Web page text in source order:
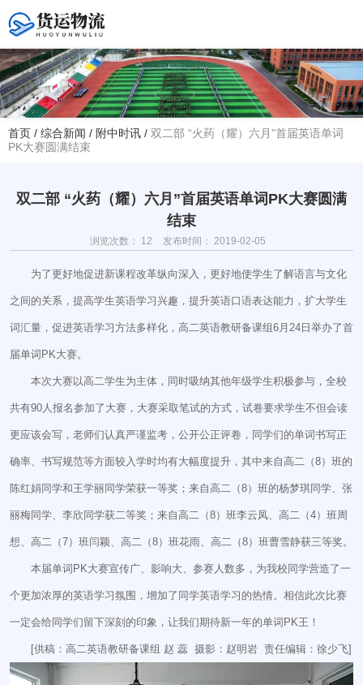
您好！欢迎访问赤峰大学附属中学官方网站！
学校地址
赤峰市红山区大新地路29号
首页 / 综合新闻 / 附中时讯 / 双二部 “火药（耀）六月”首届英语单词
PK大赛圆满结束
双二部 “火药（耀）六月”首届英语单词PK大赛圆满
结束
浏览次数： 12 发布时间： 2019-02-05
为了更好地促进新课程改革纵向深入，更好地使学生了解语言与文化
之间的关系，提高学生英语学习兴趣，提升英语口语表达能力，扩大学生
词汇量，促进英语学习方法多样化，高二英语教研备课组6月24日举办了首
届单词PK大赛。
本次大赛以高二学生为主体，同时吸纳其他年级学生积极参与，全校
共有90人报名参加了大赛，大赛采取笔试的方式，试卷要求学生不但会读
更应该会写，老师们认真严谨监考，公开公正评卷，同学们的单词书写正
确率、书写规范等方面较入学时均有大幅度提升，其中来自高二（8）班的
陈红娟同学和王学丽同学荣获一等奖；来自高二（8）班的杨梦琪同学、张
丽梅同学、李欣同学获二等奖；来自高二（8）班李云凤、高二（4）班周
想、高二（7）班闫颖、高二（8）班花雨、高二（8）班曹雪静获三等奖。
本届单词PK大赛宣传广、影响大、参赛人数多，为我校同学营造了一
个更加浓厚的英语学习氛围，增加了同学英语学习的热情。相信此次比赛
一定会给同学们留下深刻的印象，让我们期待新一年的单词PK王！
[供稿：高二英语教研备课组 赵 蕊 摄影：赵明岩 责任编辑：徐少飞]